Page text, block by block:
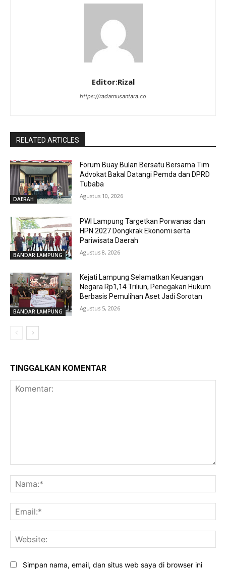
Editor:Rizal
https://radarnusantara.co
RELATED ARTICLES
DAERAH
Forum Buay Bulan Bersatu Bersama Tim
Advokat Bakal Datangi Pemda dan DPRD
Tubaba
Agustus 10, 2026
BANDAR LAMPUNG
PWI Lampung Targetkan Porwanas dan
HPN 2027 Dongkrak Ekonomi serta
Pariwisata Daerah
Agustus 8, 2026
BANDAR LAMPUNG
Kejati Lampung Selamatkan Keuangan
Negara Rp1,14 Triliun, Penegakan Hukum
Berbasis Pemulihan Aset Jadi Sorotan
Agustus 5, 2026
TINGGALKAN KOMENTAR
Simpan nama, email, dan situs web saya di browser ini